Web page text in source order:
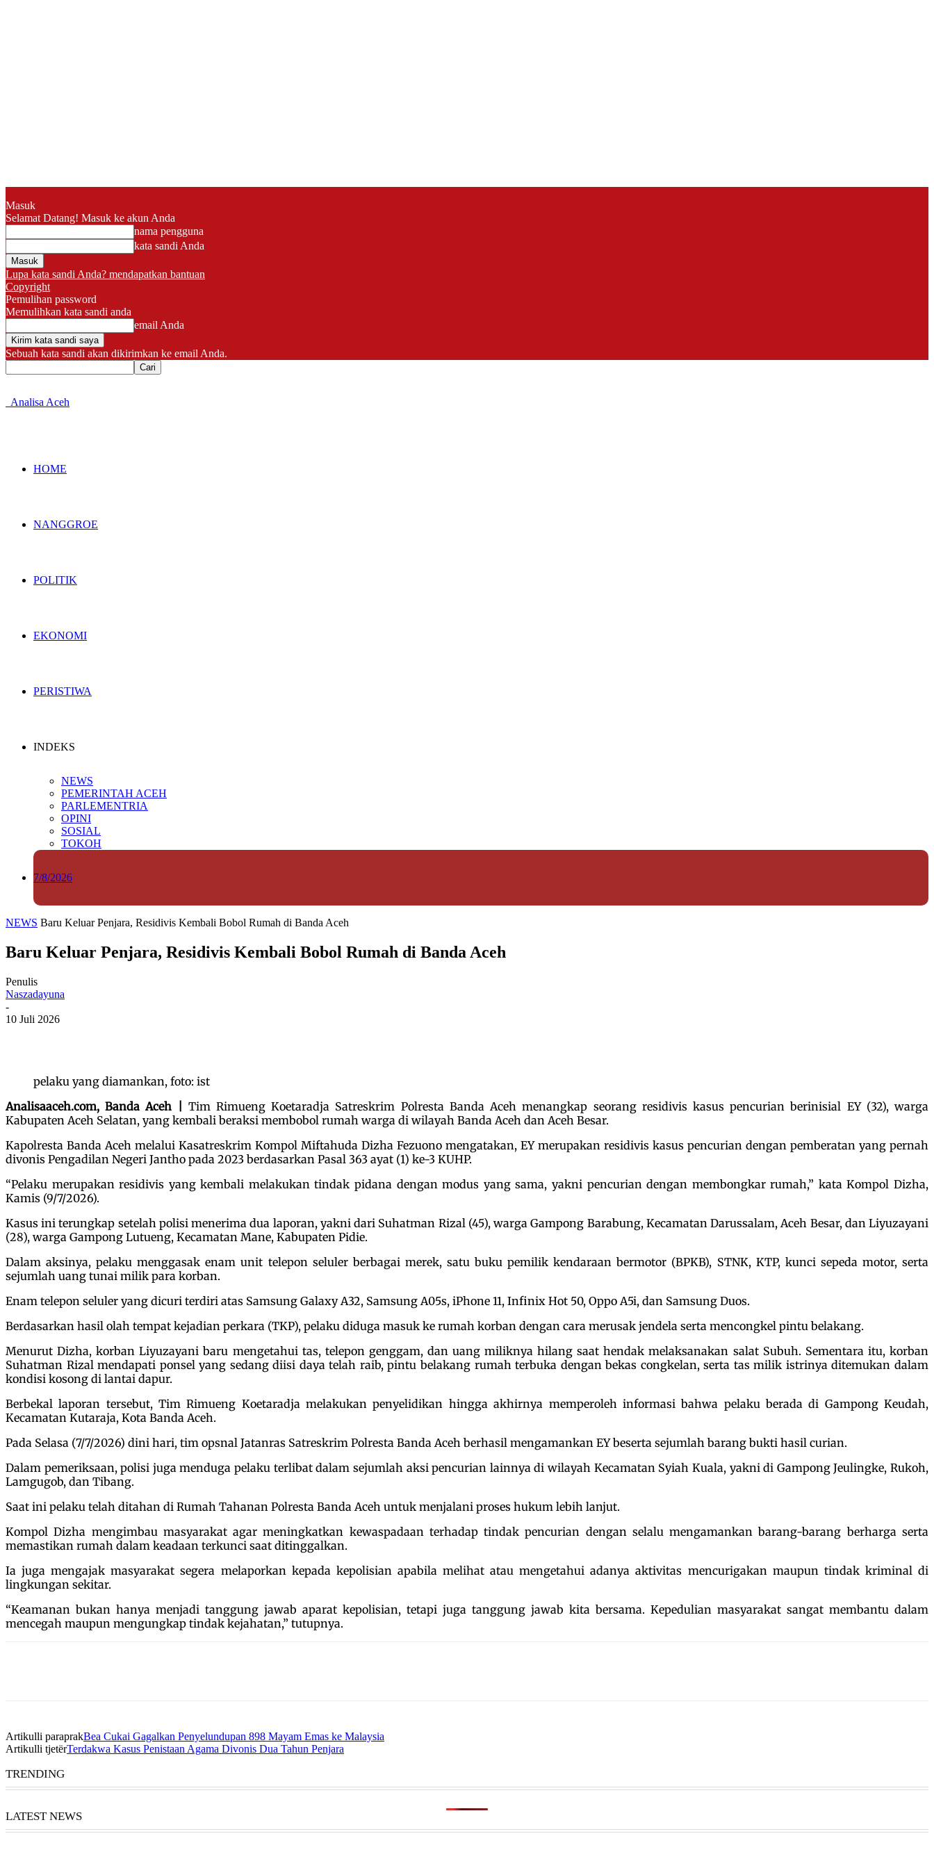
Masuk
Selamat Datang! Masuk ke akun Anda
nama pengguna
kata sandi Anda
Lupa kata sandi Anda? mendapatkan bantuan
Copyright
Pemulihan password
Memulihkan kata sandi anda
email Anda
Sebuah kata sandi akan dikirimkan ke email Anda.
Analisa Aceh
HOME
NANGGROE
POLITIK
EKONOMI
PERISTIWA
INDEKS
NEWS
PEMERINTAH ACEH
PARLEMENTRIA
OPINI
SOSIAL
TOKOH
7/8/2026
NEWS Baru Keluar Penjara, Residivis Kembali Bobol Rumah di Banda Aceh
Baru Keluar Penjara, Residivis Kembali Bobol Rumah di Banda Aceh
Penulis
Naszadayuna
-
10 Juli 2026
pelaku yang diamankan, foto: ist
Analisaaceh.com, Banda Aceh |
Tim Rimueng Koetaradja Satreskrim Polresta Banda Aceh menangkap seorang residivis kasus pencurian berinisial EY (32), warga
Kabupaten Aceh Selatan, yang kembali beraksi membobol rumah warga di wilayah Banda Aceh dan Aceh Besar.
Kapolresta Banda Aceh melalui Kasatreskrim Kompol Miftahuda Dizha Fezuono mengatakan, EY merupakan residivis kasus pencurian dengan pemberatan yang pernah
divonis Pengadilan Negeri Jantho pada 2023 berdasarkan Pasal 363 ayat (1) ke-3 KUHP.
“Pelaku merupakan residivis yang kembali melakukan tindak pidana dengan modus yang sama, yakni pencurian dengan membongkar rumah,” kata Kompol Dizha,
Kamis (9/7/2026).
Kasus ini terungkap setelah polisi menerima dua laporan, yakni dari Suhatman Rizal (45), warga Gampong Barabung, Kecamatan Darussalam, Aceh Besar, dan Liyuzayani
(28), warga Gampong Lutueng, Kecamatan Mane, Kabupaten Pidie.
Dalam aksinya, pelaku menggasak enam unit telepon seluler berbagai merek, satu buku pemilik kendaraan bermotor (BPKB), STNK, KTP, kunci sepeda motor, serta
sejumlah uang tunai milik para korban.
Enam telepon seluler yang dicuri terdiri atas Samsung Galaxy A32, Samsung A05s, iPhone 11, Infinix Hot 50, Oppo A5i, dan Samsung Duos.
Berdasarkan hasil olah tempat kejadian perkara (TKP), pelaku diduga masuk ke rumah korban dengan cara merusak jendela serta mencongkel pintu belakang.
Menurut Dizha, korban Liyuzayani baru mengetahui tas, telepon genggam, dan uang miliknya hilang saat hendak melaksanakan salat Subuh. Sementara itu, korban
Suhatman Rizal mendapati ponsel yang sedang diisi daya telah raib, pintu belakang rumah terbuka dengan bekas congkelan, serta tas milik istrinya ditemukan dalam
kondisi kosong di lantai dapur.
Berbekal laporan tersebut, Tim Rimueng Koetaradja melakukan penyelidikan hingga akhirnya memperoleh informasi bahwa pelaku berada di Gampong Keudah,
Kecamatan Kutaraja, Kota Banda Aceh.
Pada Selasa (7/7/2026) dini hari, tim opsnal Jatanras Satreskrim Polresta Banda Aceh berhasil mengamankan EY beserta sejumlah barang bukti hasil curian.
Dalam pemeriksaan, polisi juga menduga pelaku terlibat dalam sejumlah aksi pencurian lainnya di wilayah Kecamatan Syiah Kuala, yakni di Gampong Jeulingke, Rukoh,
Lamgugob, dan Tibang.
Saat ini pelaku telah ditahan di Rumah Tahanan Polresta Banda Aceh untuk menjalani proses hukum lebih lanjut.
Kompol Dizha mengimbau masyarakat agar meningkatkan kewaspadaan terhadap tindak pencurian dengan selalu mengamankan barang-barang berharga serta
memastikan rumah dalam keadaan terkunci saat ditinggalkan.
Ia juga mengajak masyarakat segera melaporkan kepada kepolisian apabila melihat atau mengetahui adanya aktivitas mencurigakan maupun tindak kriminal di
lingkungan sekitar.
“Keamanan bukan hanya menjadi tanggung jawab aparat kepolisian, tetapi juga tanggung jawab kita bersama. Kepedulian masyarakat sangat membantu dalam
mencegah maupun mengungkap tindak kejahatan,” tutupnya.
Artikulli paraprakBea Cukai Gagalkan Penyelundupan 898 Mayam Emas ke Malaysia
Artikulli tjetërTerdakwa Kasus Penistaan Agama Divonis Dua Tahun Penjara
TRENDING
LATEST NEWS